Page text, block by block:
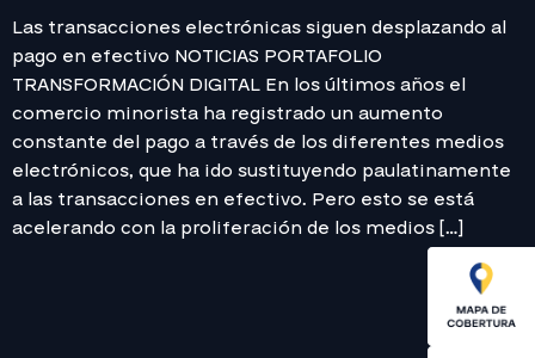
Las transacciones electrónicas siguen desplazando al
pago en efectivo NOTICIAS PORTAFOLIO
TRANSFORMACIÓN DIGITAL En los últimos años el
comercio minorista ha registrado un aumento
constante del pago a través de los diferentes medios
electrónicos, que ha ido sustituyendo paulatinamente
a las transacciones en efectivo. Pero esto se está
acelerando con la proliferación de los medios […]